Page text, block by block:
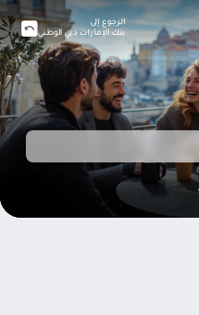
الرجوع إلى
بنك الإمارات دبي الوطني